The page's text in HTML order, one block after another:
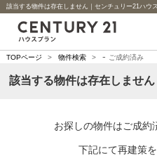
該当する物件は存在しません｜センチュリー21ハウ
TOPページ > 物件検索 > - ご成約済み
該当する物件は存在しません
お探しの物件はご成約
下記にて再建策